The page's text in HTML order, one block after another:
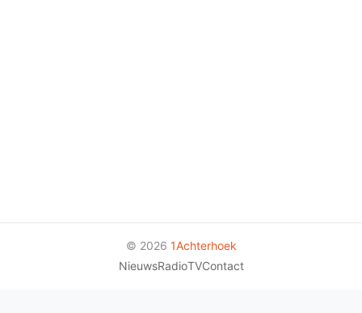
© 2026 1Achterhoek
NieuwsRadioTVContact